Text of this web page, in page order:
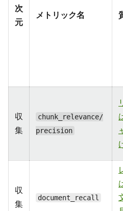
次
元
メトリック名
収
集
chunk_relevance/
precision
収
集
document_recall